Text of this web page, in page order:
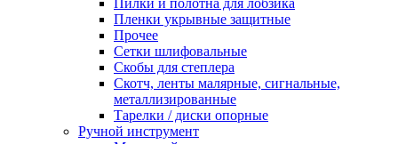
Пилки и полотна для лобзика
Пленки укрывные защитные
Прочее
Сетки шлифовальные
Скобы для степлера
Скотч, ленты малярные, сигнальные,
металлизированные
Тарелки / диски опорные
Ручной инструмент